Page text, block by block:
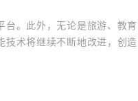
。此外，无论是旅游、教育
术将继续不断地改进，创